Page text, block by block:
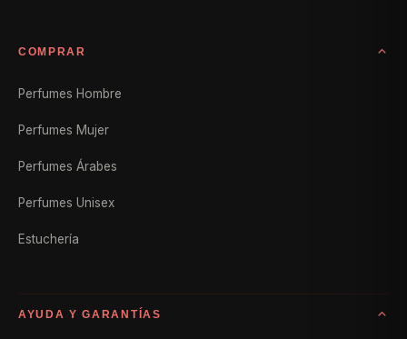
COMPRAR
Perfumes Hombre
Perfumes Mujer
Perfumes Árabes
Perfumes Unisex
Estuchería
AYUDA Y GARANTÍAS